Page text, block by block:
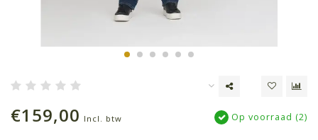
€159,00 Incl. btw Op voorraad (2)